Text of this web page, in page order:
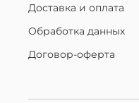
Доставка и оплата
Обработка данных
Договор-оферта